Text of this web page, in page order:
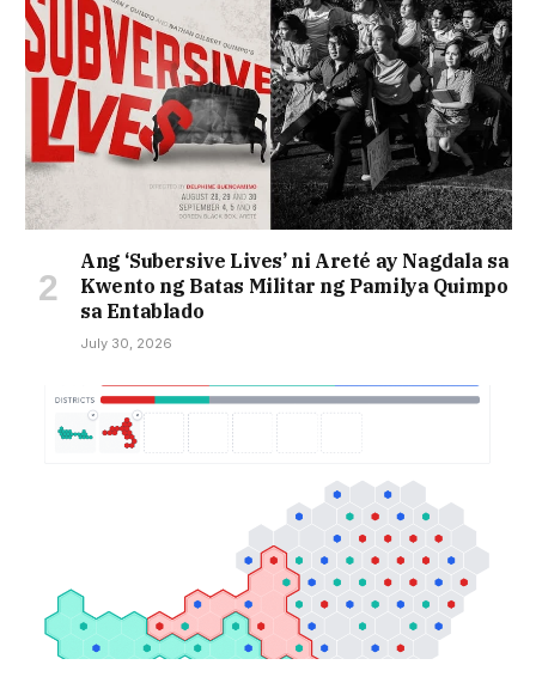
Ang ‘Subersive Lives’ ni Areté ay Nagdala sa
Kwento ng Batas Militar ng Pamilya Quimpo
sa Entablado
July 30, 2026